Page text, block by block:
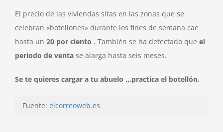
El precio de las viviendas sitas en las zonas que se
celebran «botellones» durante los fines de semana cae
hasta un 20 por ciento . También se ha detectado que el
periodo de venta se alarga hasta seis meses.
Se te quieres cargar a tu abuelo …practica el botellón.
Fuente: elcorreoweb.es